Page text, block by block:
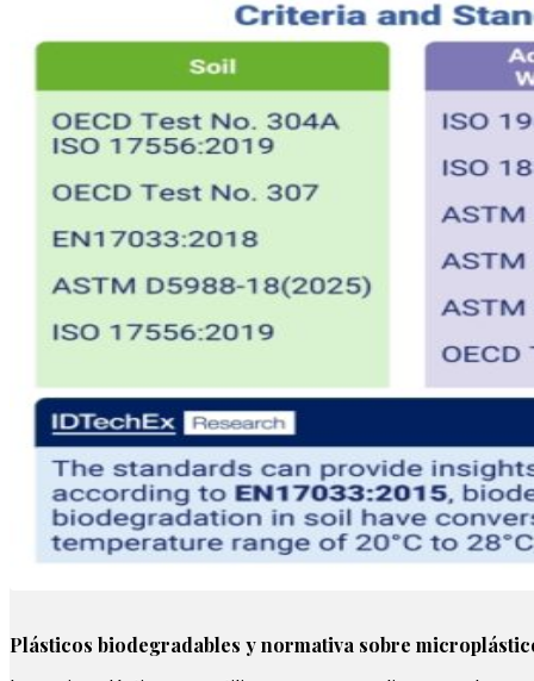
Plásticos biodegradables y normativa sobre